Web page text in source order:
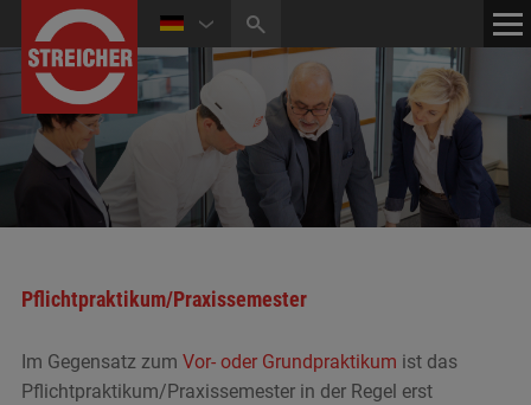
HOME KONTAKT
MEDIATHEK
Pflichtpraktikum/Praxissemester
Im Gegensatz zum Vor- oder Grundpraktikum ist das
Pflichtpraktikum/Praxissemester in der Regel erst